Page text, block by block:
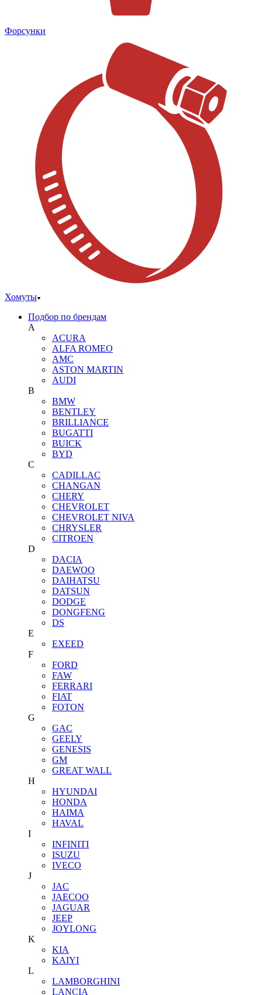
Форсунки
Хомуты
Подбор по брендам
A
ACURA
ALFA ROMEO
AMC
ASTON MARTIN
AUDI
B
BMW
BENTLEY
BRILLIANCE
BUGATTI
BUICK
BYD
C
CADILLAC
CHANGAN
CHERY
CHEVROLET
CHEVROLET NIVA
CHRYSLER
CITROEN
D
DACIA
DAEWOO
DAIHATSU
DATSUN
DODGE
DONGFENG
DS
E
EXEED
F
FORD
FAW
FERRARI
FIAT
FOTON
G
GAC
GEELY
GENESIS
GM
GREAT WALL
H
HYUNDAI
HONDA
HAIMA
HAVAL
I
INFINITI
ISUZU
IVECO
J
JAC
JAECOO
JAGUAR
JEEP
JOYLONG
K
KIA
KAIYI
L
LAMBORGHINI
LANCIA